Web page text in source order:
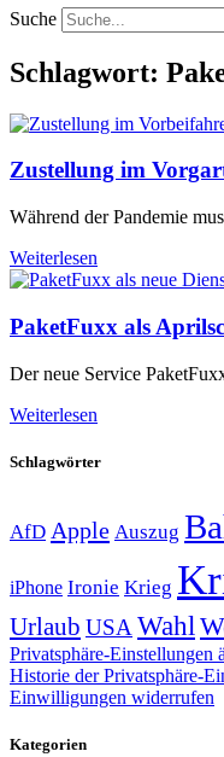
Suche
Schlagwort:
Zustellung im
Während der Pandemie
Weiterlesen
PaketFuxx als
Der neue Service
Weiterlesen
Schlagwörter
AfD Apple Auszug
iPhone Ironie Krieg
Urlaub USA Wahl
Privatsphäre-Einstellungen
Historie der Privatsphäre-
Einwilligungen widerrufen
Kategorien